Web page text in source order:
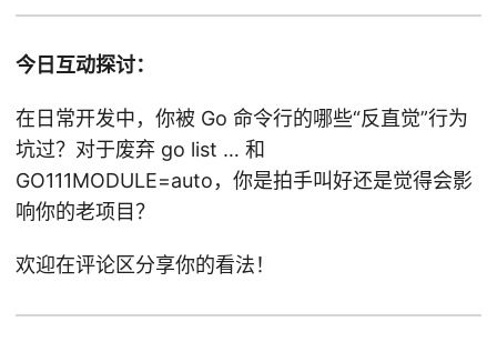
今日互动探讨：
在日常开发中，你被 Go 命令行的哪些“反直觉”行为
坑过？对于废弃 go list … 和
GO111MODULE=auto，你是拍手叫好还是觉得会影
响你的老项目？
欢迎在评论区分享你的看法！